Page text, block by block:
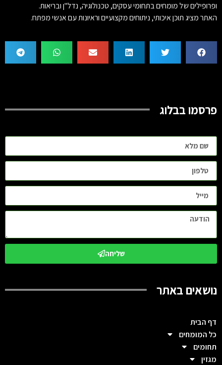
ופרופילים של מומחים בתחומי עסקים, טכנולוגיה, נדל"ן ובריאות.
האתר מציג תוכן איכותי, ניתוחים מקצועיים וראיונות עם אנשי מפתח.
פרסמו בבלוג
שליחה
נושאים באתר
דף הבית
כל המומחים
תחומים
מגזין